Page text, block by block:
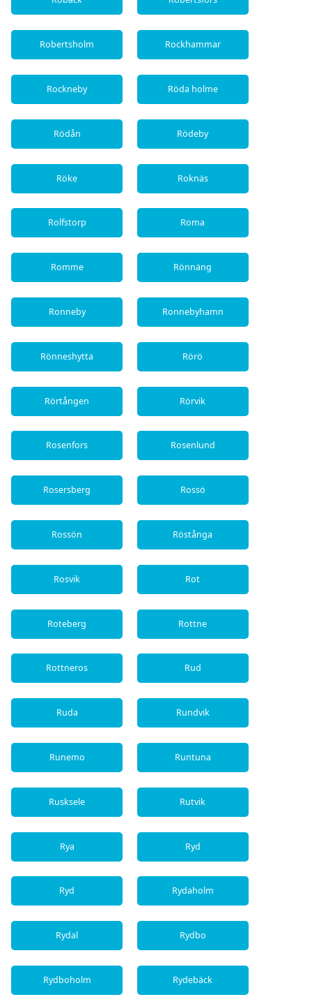
Robertsholm Rockhammar
Rockneby Röda holme
Rödån Rödeby
Röke Roknäs
Rolfstorp Roma
Romme Rönnäng
Ronneby Ronnebyhamn
Rönneshytta Rörö
Rörtången Rörvik
Rosenfors Rosenlund
Rosersberg Rossö
Rossön Röstånga
Rosvik Rot
Roteberg Rottne
Rottneros Rud
Ruda Rundvik
Runemo Runtuna
Rusksele Rutvik
Rya Ryd
Ryd Rydaholm
Rydal Rydbo
Rydboholm Rydebäck